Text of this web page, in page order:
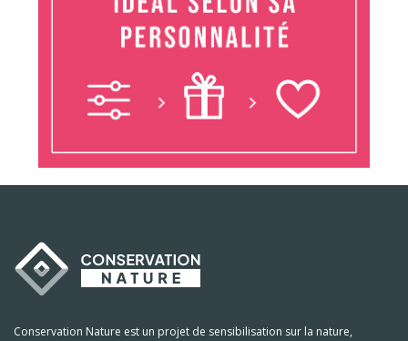
Conservation Nature est un projet de sensibilisation sur la nature,